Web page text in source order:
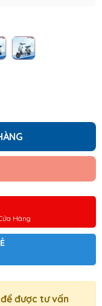
Hàng
để được tư vấn